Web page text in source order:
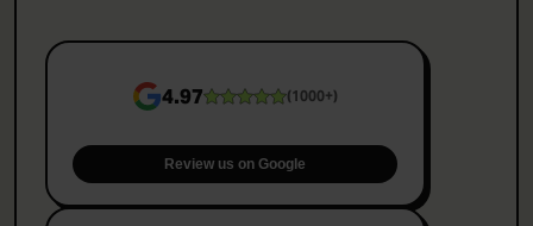
4.97 (1000+)
Review us on Google